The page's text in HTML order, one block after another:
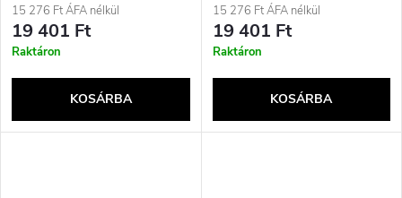
15 276 Ft ÁFA nélkül
19 401 Ft
Raktáron
KOSÁRBA
15 276 Ft ÁFA nélkül
19 401 Ft
Raktáron
KOSÁRBA